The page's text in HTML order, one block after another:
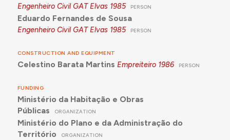
Engenheiro Civil GAT Elvas 1985 PERSON
Eduardo Fernandes de Sousa
Engenheiro Civil GAT Elvas 1985 PERSON
CONSTRUCTION AND EQUIPMENT
Celestino Barata Martins Empreiteiro 1986 PERSON
FUNDING
Ministério da Habitação e Obras
Públicas
ORGANIZATION
Ministério do Plano e da Administração do
Território
ORGANIZATION